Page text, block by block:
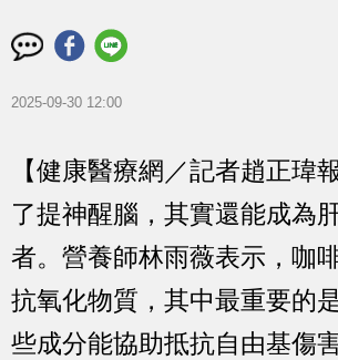
2025-09-30 12:00
【健康醫療網／記者趙正瑋
了提神醒腦，其實還能成為
者。營養師林雨薇表示，咖
抗氧化物質，其中最重要的
些成分能協助抵抗自由基傷